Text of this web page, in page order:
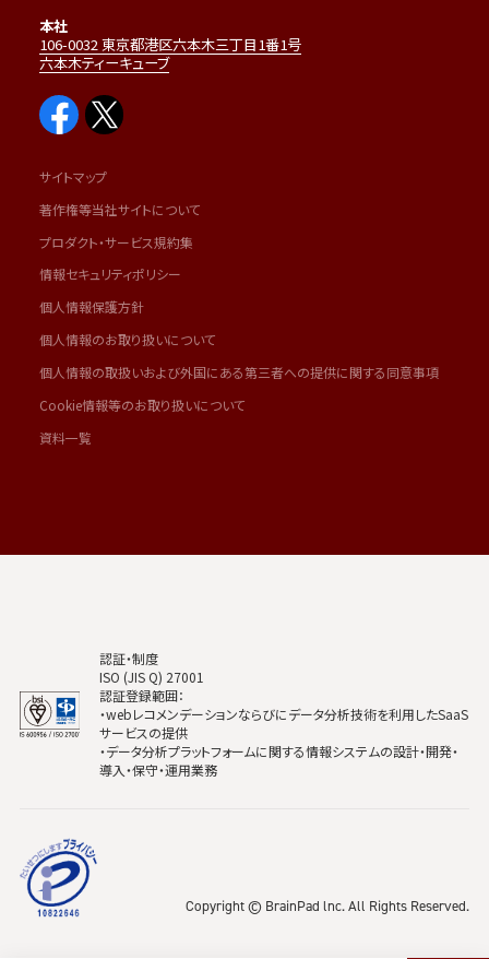
本社
106-0032 東京都港区六本木三丁目1番1号
六本木ティーキューブ
サイトマップ
著作権等当社サイトについて
プロダクト・サービス規約集
情報セキュリティポリシー
個人情報保護方針
個人情報のお取り扱いについて
個人情報の取扱いおよび外国にある第三者への提供に関する同意事項
Cookie情報等のお取り扱いについて
資料一覧
認証・制度
ISO (JIS Q) 27001
認証登録範囲：
・webレコメンデーションならびにデータ分析技術を利用したSaaS
サービスの提供
・データ分析プラットフォームに関する情報システムの設計・開発・
導入・保守・運用業務
Copyright © BrainPad lnc. All Rights Reserved.